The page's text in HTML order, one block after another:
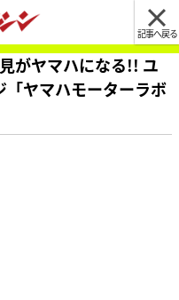
記事へ戻る
がヤマハになる!! ユ
ヤマハモーターラボ